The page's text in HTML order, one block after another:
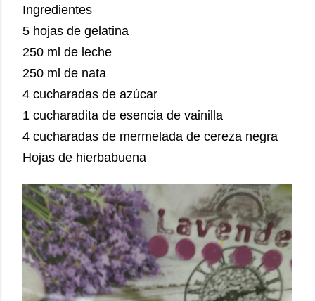
Ingredientes
5 hojas de gelatina
250 ml de leche
250 ml de nata
4 cucharadas de azúcar
1 cucharadita de esencia de vainilla
4 cucharadas de mermelada de cereza negra
Hojas de hierbabuena